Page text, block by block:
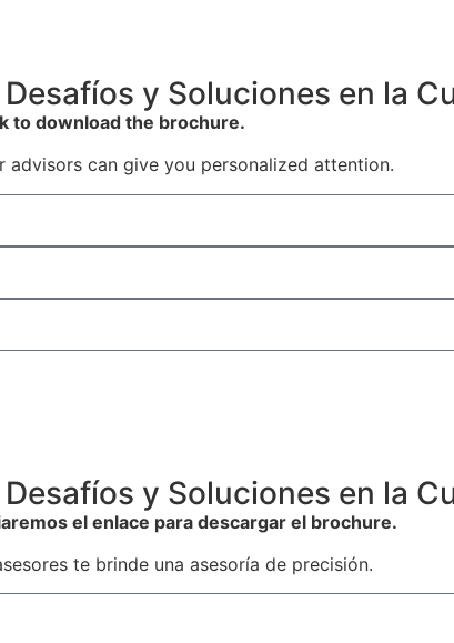
y Soluciones en la
to download the brochure.
can give you personalized attention.
y Soluciones en la
el enlace para descargar el brochure.
te brinde una asesoría de precisión.